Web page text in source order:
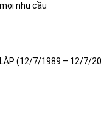
nhu cầu
LẬP (12/7/1989 – 12/7/